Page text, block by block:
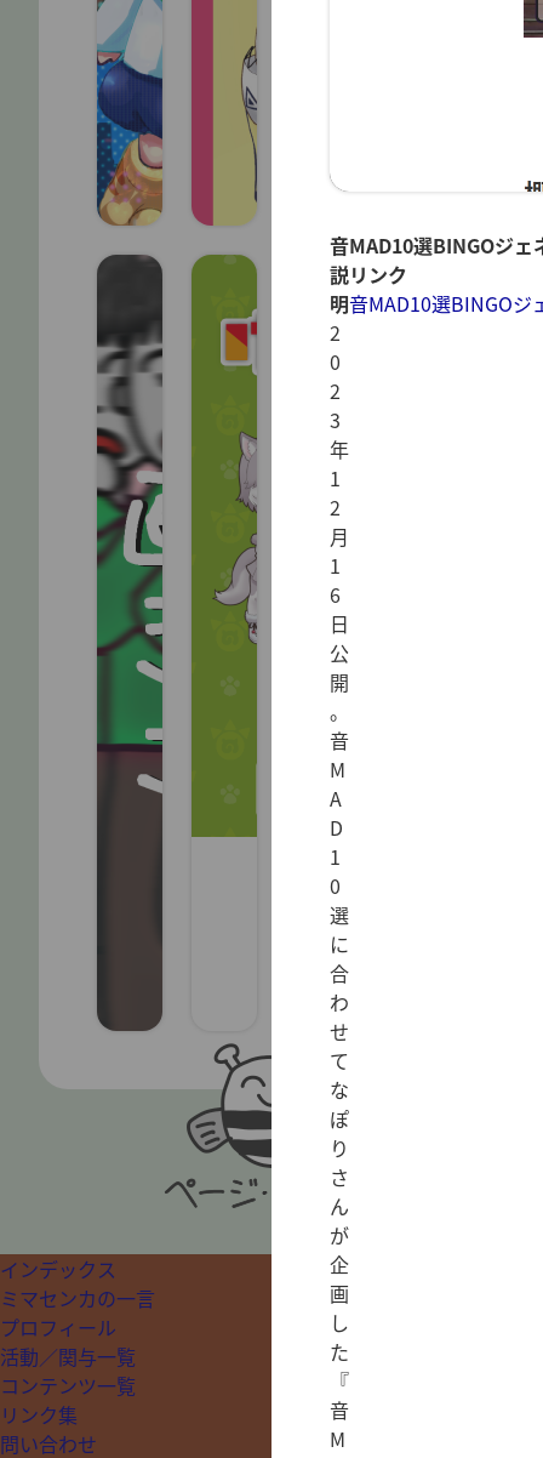
音MAD10選BINGOジェ
説
明
2
0
2
3
年
1
2
月
1
6
日
公
開
。
音
M
A
D
1
0
選
に
合
わ
せ
て
な
ぽ
り
さ
ん
が
企
画
し
た
『
音
M
リンク
音MAD10選BINGOジ
インデックス
ミマセンカの一言
プロフィール
活動／関与一覧
コンテンツ一覧
リンク集
問い合わせ